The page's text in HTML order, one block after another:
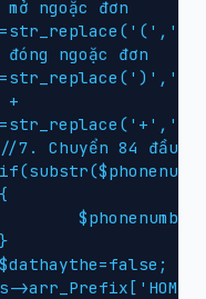
mở ngoặc đơn
đóng ngoặc đơn
+